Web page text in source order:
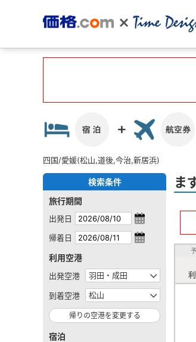
四国/愛媛(松山,道後,今治,新居浜)
検索条件
旅行期間
出発日
帰着日
利用空港
出発空港
到着空港
帰りの空港を変更する
宿泊
ま